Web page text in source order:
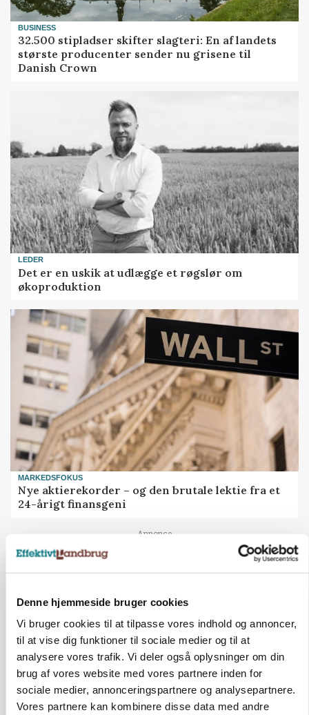
Denne hjemmeside bruger cookies
Vi bruger cookies til at tilpasse vores indhold og annoncer,
til at vise dig funktioner til sociale medier og til at
analysere vores trafik. Vi deler også oplysninger om din
brug af vores website med vores partnere inden for
sociale medier, annonceringspartnere og analysepartnere.
Vores partnere kan kombinere disse data med andre
BUSINESS
32.500 stipladser skifter slagteri: En af landets
største producenter sender nu grisene til
Danish Crown
LEDER
Det er en uskik at udlægge et røgslør om
økoproduktion
MARKEDSFOKUS
Nye aktierekorder – og den brutale lektie fra et
24-årigt finansgeni
Annonce
HØST-TOUR